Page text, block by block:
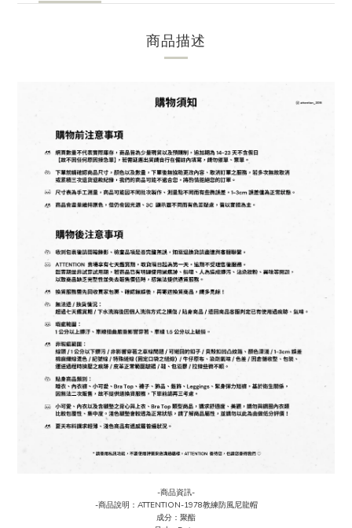
商品描述
-商品資訊-
-商品說明：ATTENTION-1978教練防風尼龍帽
成分：聚酯